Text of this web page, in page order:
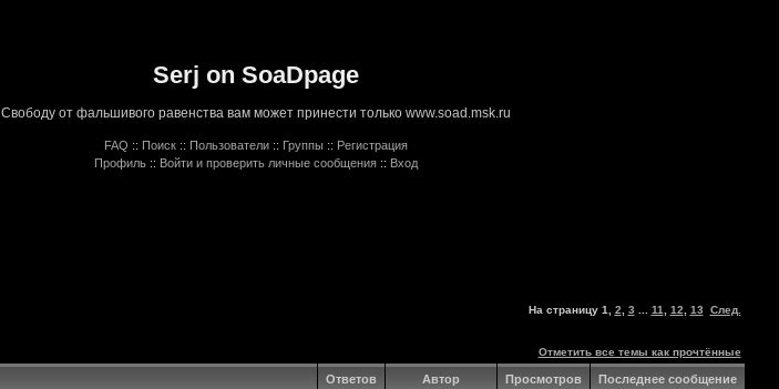
Serj on SoaDpage
Свободу от фальшивого равенства вам может принести только www.soad.msk.ru
FAQ :: Поиск :: Пользователи :: Группы :: Регистрация
Профиль :: Войти и проверить личные сообщения :: Вход
На страницу 1 2 3 11 12 13 След.
Отметить все темы как прочтённые
Ответов Автор Просмотров Последнее сообщение